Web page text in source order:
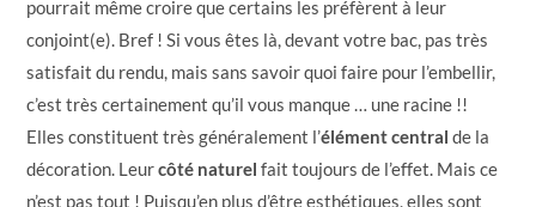
pourrait même croire que certains les préfèrent à leur
conjoint(e). Bref ! Si vous êtes là, devant votre bac, pas très
satisfait du rendu, mais sans savoir quoi faire pour l’embellir,
c’est très certainement qu’il vous manque … une racine !!
Elles constituent très généralement l’élément central de la
décoration. Leurcôté naturel fait toujours de l’effet. Mais ce
n’est pas tout ! Puisqu’en plus d’être esthétiques, elles sont